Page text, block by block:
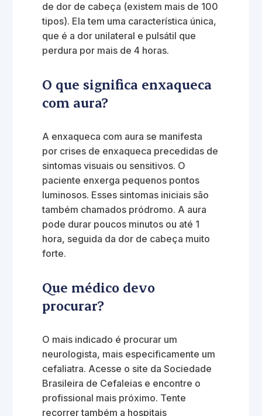
de dor de cabeça (existem mais de 100
tipos). Ela tem uma característica única,
que é a dor unilateral e pulsátil que
perdura por mais de 4 horas.
O que significa enxaqueca
com aura?
A enxaqueca com aura se manifesta
por crises de enxaqueca precedidas de
sintomas visuais ou sensitivos. O
paciente enxerga pequenos pontos
luminosos. Esses sintomas iniciais são
também chamados pródromo. A aura
pode durar poucos minutos ou até 1
hora, seguida da dor de cabeça muito
forte.
Que médico devo
procurar?
O mais indicado é procurar um
neurologista, mais especificamente um
cefaliatra. Acesse o site da Sociedade
Brasileira de Cefaleias e encontre o
profissional mais próximo. Tente
recorrer também a hospitais